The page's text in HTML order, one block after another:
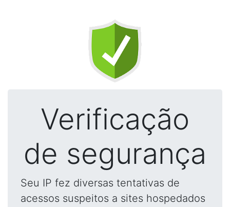
Verificação
de segurança
Seu IP fez diversas tentativas de
acessos suspeitos a sites hospedados